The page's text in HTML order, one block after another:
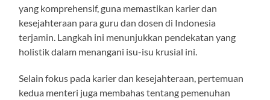
yang komprehensif, guna memastikan karier dan
kesejahteraan para guru dan dosen di Indonesia
terjamin. Langkah ini menunjukkan pendekatan yang
holistik dalam menangani isu-isu krusial ini.
Selain fokus pada karier dan kesejahteraan, pertemuan
kedua menteri juga membahas tentang pemenuhan